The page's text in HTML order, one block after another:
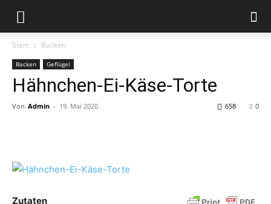
Start Backen
Backen Geflügel
Hähnchen-Ei-Käse-Torte
Von Admin - 19. Mai 2020 0
658
Zutaten